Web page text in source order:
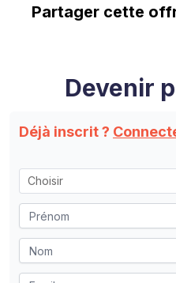
Partager cette
Devenir
Déjà inscrit ?